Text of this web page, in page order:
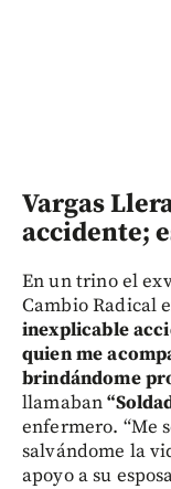
Vargas
accidente;
En un trino el
Cambio Radical
inexplicable
quien me
brindándome
llamaban
enfermero. “Me
salvándome la
apoyo a su